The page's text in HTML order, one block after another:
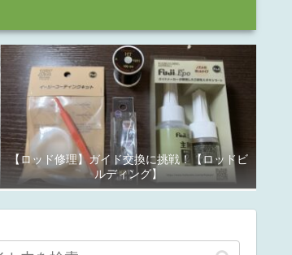
【ロッド修理】ガイド交換に挑戦！【ロッドビ
ルディング】